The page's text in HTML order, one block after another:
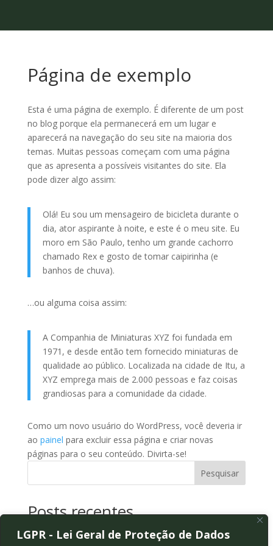
LGPR - Lei Geral de Proteção de Dados
Página de exemplo
Esta é uma página de exemplo. É diferente de um post
no blog porque ela permanecerá em um lugar e
aparecerá na navegação do seu site na maioria dos
temas. Muitas pessoas começam com uma página
que as apresenta a possíveis visitantes do site. Ela
pode dizer algo assim:
Olá! Eu sou um mensageiro de bicicleta durante o
dia, ator aspirante à noite, e este é o meu site. Eu
moro em São Paulo, tenho um grande cachorro
chamado Rex e gosto de tomar caipirinha (e
banhos de chuva).
…ou alguma coisa assim:
A Companhia de Miniaturas XYZ foi fundada em
1971, e desde então tem fornecido miniaturas de
qualidade ao público. Localizada na cidade de Itu, a
XYZ emprega mais de 2.000 pessoas e faz coisas
grandiosas para a comunidade da cidade.
Como um novo usuário do WordPress, você deveria ir
ao painel para excluir essa página e criar novas
páginas para o seu conteúdo. Divirta-se!
Pesquisar
Posts recentes